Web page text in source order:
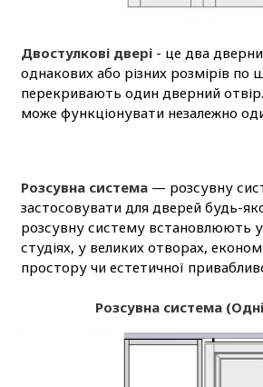
Двостулкові двері - це два
однакових або різних розмірів по
перекривають один дверний
може функціонувати незалежно
Розсувна система— розсувну
застосовувати для дверей будь-
розсувну систему встановлюють
студіях, у великих отворах,
простору чи естетичної
Розсувна система